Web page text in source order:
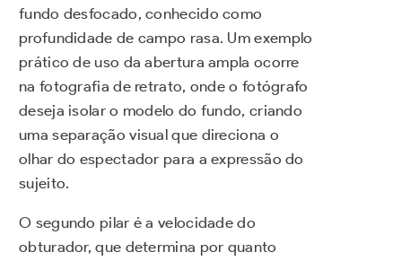
fundo desfocado, conhecido como
profundidade de campo rasa. Um exemplo
prático de uso da abertura ampla ocorre
na fotografia de retrato, onde o fotógrafo
deseja isolar o modelo do fundo, criando
uma separação visual que direciona o
olhar do espectador para a expressão do
sujeito.
O segundo pilar é a velocidade do
obturador, que determina por quanto